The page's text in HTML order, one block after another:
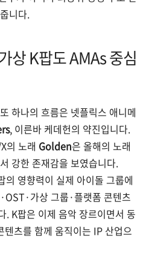
니다.
상 K팝도 AMAs 중심
하나의 흐름은 넷플릭스 애니메
, 이른바 케데헌의 약진입니다.
의 노래 Golden은 올해의 노래
강한 존재감을 보였습니다.
의 영향력이 실제 아이돌 그룹에
가상 그룹·플랫폼 콘텐츠
. K팝은 이제 음악 장르이면서 동
텐츠를 함께 움직이는 IP 산업으